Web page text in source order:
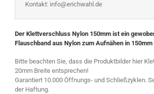
Kontakt: info@erichwahl.de
Der Klettverschluss Nylon 150mm ist ein
Flauschband aus Nylon zum Aufnähen in 150mm
Bitte beachten Sie, dass die Produktbilder hier
20mm Breite entsprechen!
Garantiert 10.000 Öffnungs- und Schließzyklen.
der Haftung.